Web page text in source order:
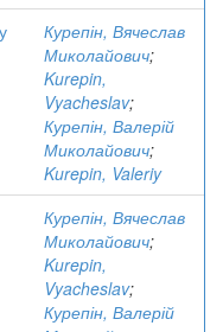
Курепін, Вячеслав
Миколайович;
Kurepin,
Vyacheslav;
Курепін, Валерій
Миколайович;
Kurepin, Valeriy
Курепін, Вячеслав
Миколайович;
Kurepin,
Vyacheslav;
Курепін, Валерій